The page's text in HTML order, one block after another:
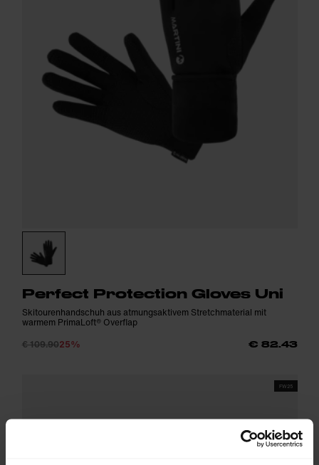
Perfect Protection Gloves Uni
Skitourenhandschuh aus atmungsaktivem Stretchmaterial mit
warmem PrimaLoft® Overflap
€ 109.9025% € 82.43
FW25